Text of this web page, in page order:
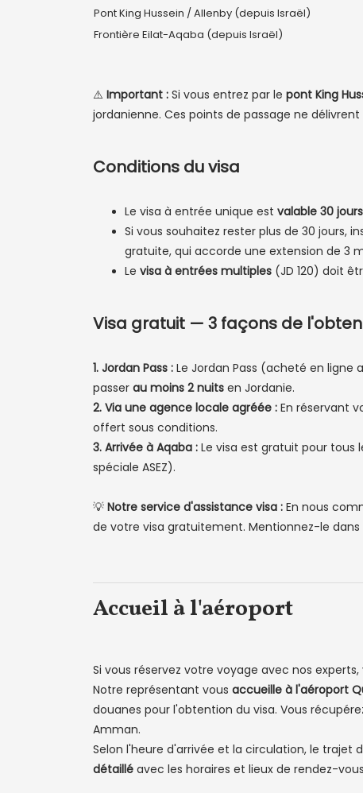
Pont King Hussein / Allenby (depuis Israël)
Frontière Eilat-Aqaba (depuis Israël)
⚠️ Important : Si vous entrez par le pont King
jordanienne. Ces points de passage ne délivrent
Conditions du visa
Le visa à entrée unique est valable 30 jours
Si vous souhaitez rester plus de 30 jours,
gratuite, qui accorde une extension de 3
Le visa à entrées multiples (JD 120) doit
Visa gratuit — 3 façons de
1. Jordan Pass : Le Jordan Pass (acheté en
passer au moins 2 nuits en Jordanie.
2. Via une agence locale agréée : En réservant
offert sous conditions.
3. Arrivée à Aqaba : Le visa est gratuit pour
spéciale ASEZ).
💡 Notre service d'assistance visa : En nous
de votre visa gratuitement. Mentionnez-le
Accueil à l'aéroport
Si vous réservez votre voyage avec nos
Notre représentant vous accueille à l'aéroport
douanes pour l'obtention du visa. Vous
Amman.
Selon l'heure d'arrivée et la circulation, le trajet
détaillé avec les horaires et lieux de rendez-